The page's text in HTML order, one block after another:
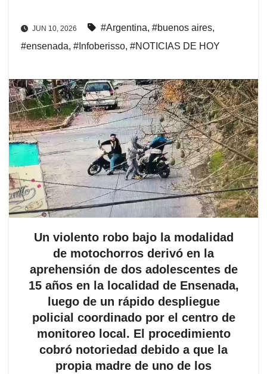
JUN 10, 2026 #Argentina, #buenos aires,
#ensenada, #Infoberisso, #NOTICIAS DE HOY
Un violento robo bajo la modalidad
de motochorros derivó en la
aprehensión de dos adolescentes de
15 años en la localidad de Ensenada,
luego de un rápido despliegue
policial coordinado por el centro de
monitoreo local. El procedimiento
cobró notoriedad debido a que la
propia madre de uno de los